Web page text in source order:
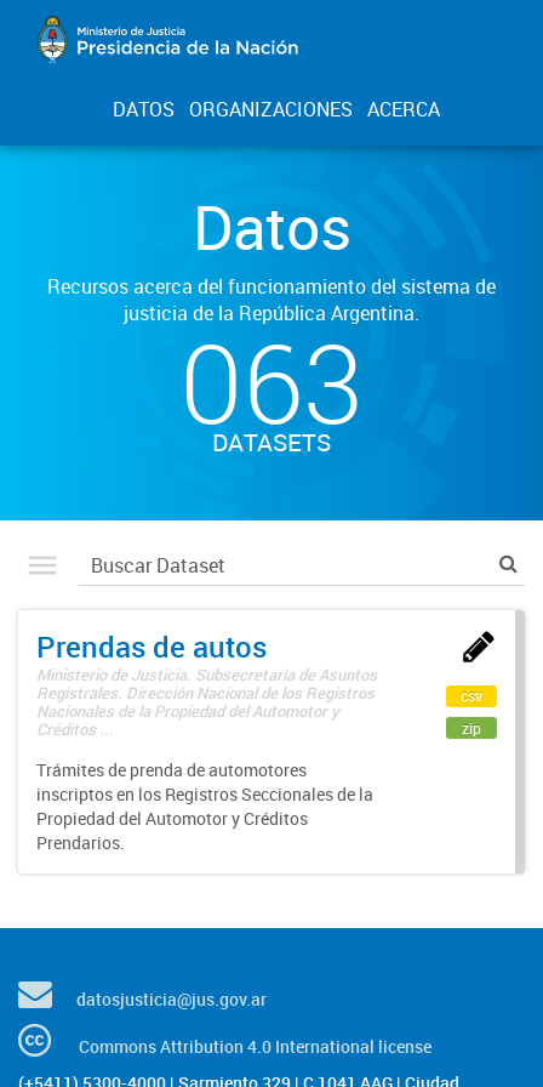
DATOS ORGANIZACIONES ACERCA
Datos
Recursos acerca del funcionamiento del sistema de
justicia de la República Argentina.
063
DATASETS
Prendas de autos
Ministerio de Justicia. Subsecretaría de Asuntos
Registrales. Dirección Nacional de los Registros
Nacionales de la Propiedad del Automotor y
Créditos ...
Trámites de prenda de automotores
inscriptos en los Registros Seccionales de la
Propiedad del Automotor y Créditos
Prendarios.
csv
zip
datosjusticia@jus.gov.ar
Commons Attribution 4.0 International license